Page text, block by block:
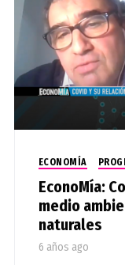
ECONOMÍA
EconoMía:
medio
naturales
6 años ago